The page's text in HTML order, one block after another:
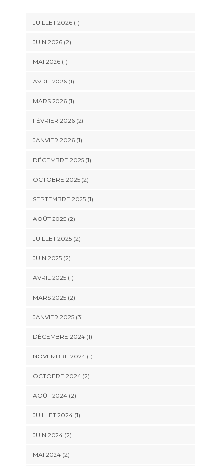
JUILLET 2026(1)
JUIN 2026(2)
MAI 2026(1)
AVRIL 2026(1)
MARS 2026(1)
FÉVRIER 2026(2)
JANVIER 2026(1)
DÉCEMBRE 2025(1)
OCTOBRE 2025(2)
SEPTEMBRE 2025(1)
AOÛT 2025(2)
JUILLET 2025(2)
JUIN 2025(2)
AVRIL 2025(1)
MARS 2025(2)
JANVIER 2025(3)
DÉCEMBRE 2024(1)
NOVEMBRE 2024(1)
OCTOBRE 2024(2)
AOÛT 2024(2)
JUILLET 2024(1)
JUIN 2024(2)
MAI 2024(2)